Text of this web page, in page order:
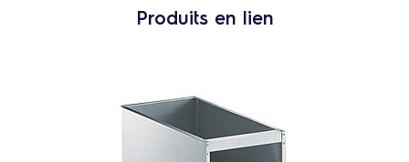
Produits en lien